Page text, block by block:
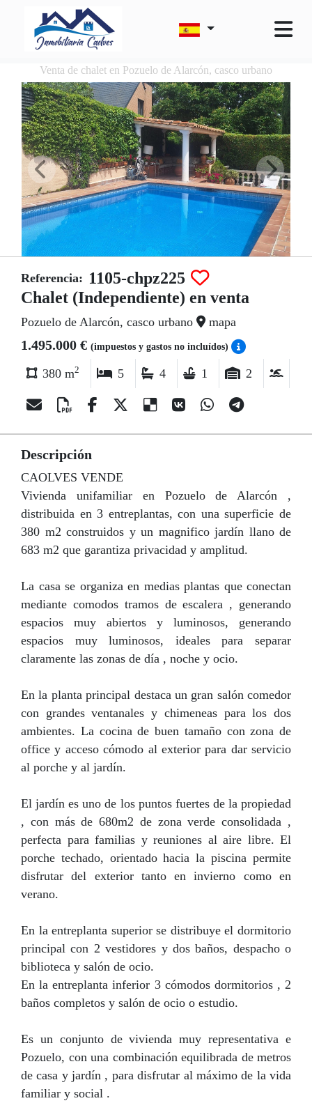
Venta de chalet en Pozuelo de Alarcón, casco urbano
Referencia: 1105-chpz225
Chalet (Independiente) en venta
Pozuelo de Alarcón, casco urbano mapa
1.495.000 € (impuestos y gastos no incluídos)
380 m2 5 4 1 2
Descripción
CAOLVES VENDE
Vivienda unifamiliar en Pozuelo de Alarcón ,
distribuida en 3 entreplantas, con una superficie de
380 m2 construidos y un magnifico jardín llano de
683 m2 que garantiza privacidad y amplitud.
La casa se organiza en medias plantas que conectan
mediante comodos tramos de escalera , generando
espacios muy abiertos y luminosos, generando
espacios muy luminosos, ideales para separar
claramente las zonas de día , noche y ocio.
En la planta principal destaca un gran salón comedor
con grandes ventanales y chimeneas para los dos
ambientes. La cocina de buen tamaño con zona de
office y acceso cómodo al exterior para dar servicio
al porche y al jardín.
El jardín es uno de los puntos fuertes de la propiedad
, con más de 680m2 de zona verde consolidada ,
perfecta para familias y reuniones al aire libre. El
porche techado, orientado hacia la piscina permite
disfrutar del exterior tanto en invierno como en
verano.
En la entreplanta superior se distribuye el dormitorio
principal con 2 vestidores y dos baños, despacho o
biblioteca y salón de ocio.
En la entreplanta inferior 3 cómodos dormitorios , 2
baños completos y salón de ocio o estudio.
Es un conjunto de vivienda muy representativa e
Pozuelo, con una combinación equilibrada de metros
de casa y jardín , para disfrutar al máximo de la vida
familiar y social .